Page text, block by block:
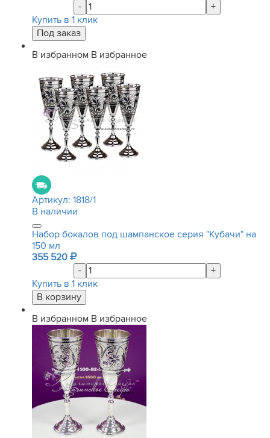
-
+
Купить в 1 клик
В избранном В избранное
Артикул: 1818/1
В наличии
Набор бокалов под шампанское серия "Кубачи" на
150 мл
355 520
-
+
Купить в 1 клик
В избранном В избранное